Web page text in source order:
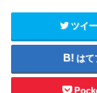
ツイ
はて